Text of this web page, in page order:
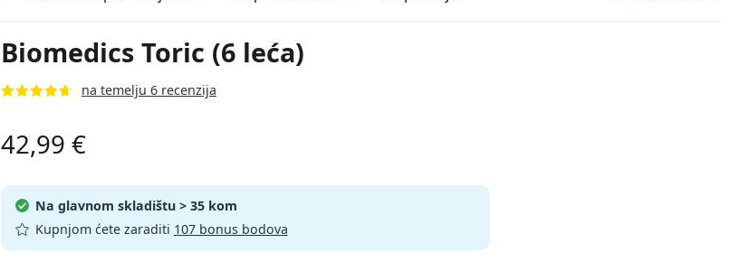
Biomedics Toric (6 leća)
na temelju 6 recenzija
42,99 €
Na glavnom skladištu > 35 kom
Kupnjom ćete zaraditi 107 bonus bodova